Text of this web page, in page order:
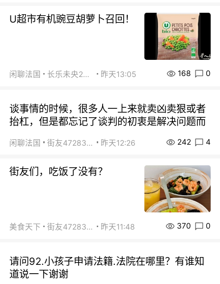
U超市有机豌豆胡萝卜召回！
闲聊法国 长乐未央2015 昨天13:05 168 0
谈事情的时候，很多人一上来就卖凶卖狠或者
抬杠，但是都忘记了谈判的初衷是解决问题而
闲聊法国 街友472838572 昨天12:26 242 4
街友们，吃饭了没有？
美食天下 街友472838572 昨天11:48 370 0
请问92.小孩子申请法籍.法院在哪里？有谁知
道说一下谢谢